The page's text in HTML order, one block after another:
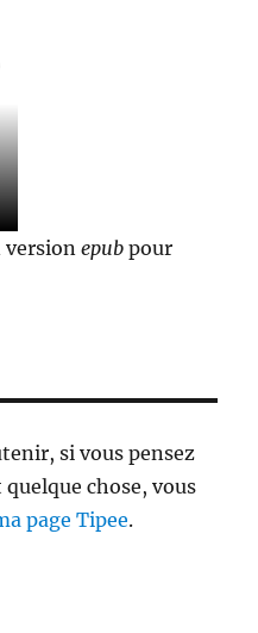
versionepub pour
si vous pensez
chose, vous
page Tipee.